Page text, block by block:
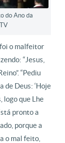
do Ano da
o malfeitor
“Jesus,
“Pediu
de Deus: ‘Hoje
logo que Lhe
pronto a
porque a
o mal feito,